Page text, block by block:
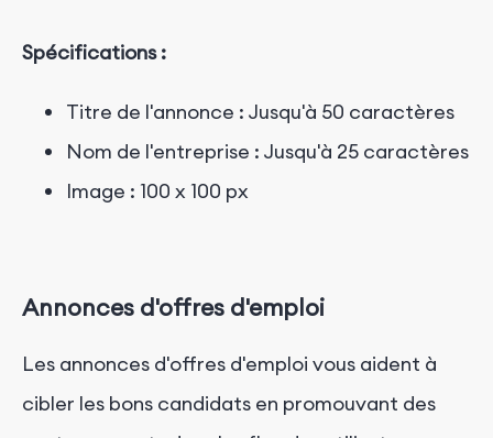
Spécifications :
Titre de l'annonce : Jusqu'à 50 caractères
Nom de l'entreprise : Jusqu'à 25 caractères
Image : 100 x 100 px
Annonces d'offres d'emploi
Les annonces d'offres d'emploi vous aident à
cibler les bons candidats en promouvant des